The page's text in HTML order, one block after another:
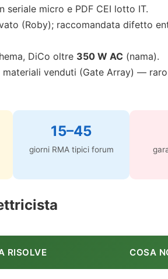
micro e PDF CEI lotto IT.
(Roby); raccomandata difetto
DiCo oltre 350 W AC (nama).
materiali venduti (Gate Array) —
15–45
giorni RMA tipici forum
RISOLVE COSA